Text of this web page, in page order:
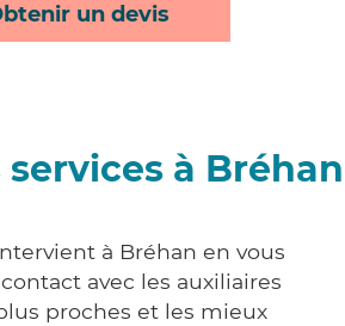
un devis
à Bréhan
à Bréhan en vous
avec les auxiliaires
proches et les mieux